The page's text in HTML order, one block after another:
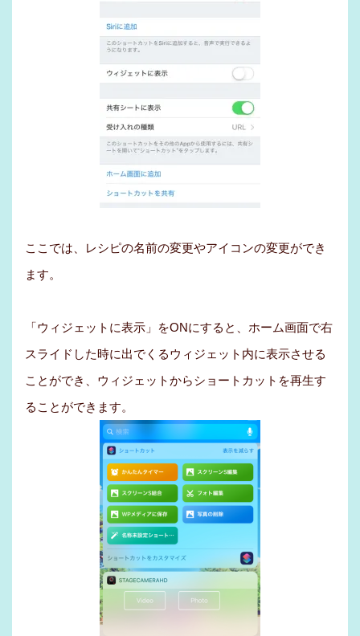
ここでは、レシピの名前の変更やアイコンの変更ができ
ます。
「ウィジェットに表示」をONにすると、ホーム画面で右
スライドした時に出でくるウィジェット内に表示させる
ことができ、ウィジェットからショートカットを再生す
ることができます。